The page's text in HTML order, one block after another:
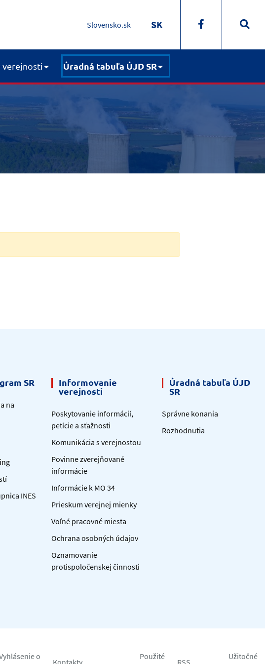
Slovensko.sk SK
verejnosti Úradná tabuľa ÚJD SR
SR
na
INES
Informovanie
verejnosti
Poskytovanie informácií,
petície a sťažnosti
Komunikácia s verejnosťou
Povinne zverejňované
informácie
Informácie k MO 34
Prieskum verejnej mienky
Voľné pracovné miesta
Ochrana osobných údajov
Oznamovanie
protispoločenskej činnosti
Úradná tabuľa ÚJD
SR
Správne konania
Rozhodnutia
o
Použité
Užitočné